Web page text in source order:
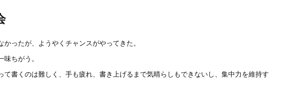
ったが、ようやくチャンスがやってきた。
ちがう。
て書くのは難しく、手も疲れ、書き上げるまで気晴らしもできないし、集中力を維持す